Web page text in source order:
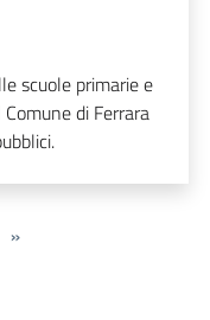
scuole primarie e
di Ferrara
»